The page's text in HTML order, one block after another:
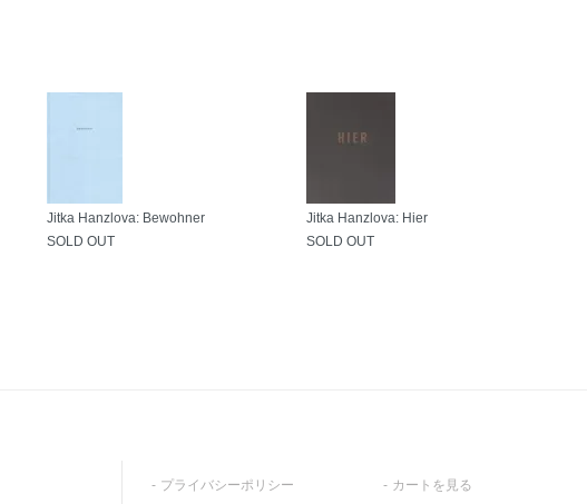
Jitka Hanzlova: Bewohner
SOLD OUT
Jitka Hanzlova: Hier
SOLD OUT
プライバシーポリシー カートを見る